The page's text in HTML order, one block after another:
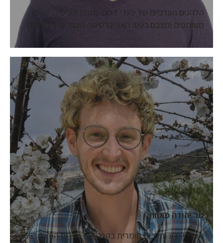
הלהגים הערביים של יהודי דרום-מזרח תוניסיה: קווים
משותפים ומצבם כעט. האוניברסיטה העברית בירושלים
מר יהודה פאווה
מעברי ידע ותרבות חומרית בקרב יהודי דרום הודו (1663-